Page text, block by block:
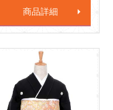
商品詳細